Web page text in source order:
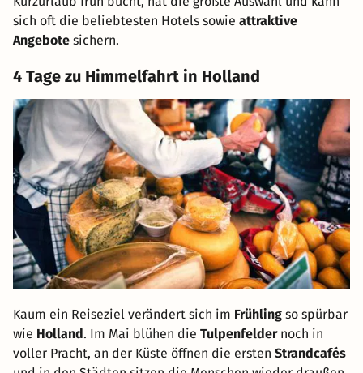
Alle Angebote ansehen
sich oft die beliebtesten Hotels sowie attraktive
Angebote sichern.
4 Tage zu Himmelfahrt in Holland
Kaum ein Reiseziel verändert sich im Frühling so spürbar
wie Holland. Im Mai blühen die Tulpenfeldernoch in
voller Pracht, an der Küste öffnen die ersten Strandcafés